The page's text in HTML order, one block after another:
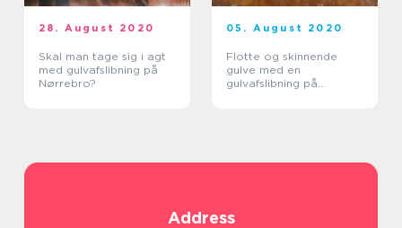
28. August 2020
Skal man tage sig i agt
med gulvafslibning på
Nørrebro?
05. August 2020
Flotte og skinnende
gulve med en
gulvafslibning på
Address